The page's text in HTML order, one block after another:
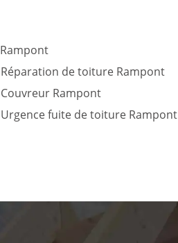
Rampont
Réparation de toiture Rampont
Couvreur Rampont
Urgence fuite de toiture Rampont